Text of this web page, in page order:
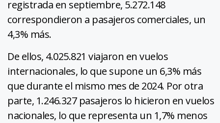
registrada en septiembre, 5.272.148
correspondieron a pasajeros comerciales, un
4,3% más.
De ellos, 4.025.821 viajaron en vuelos
internacionales, lo que supone un 6,3% más
que durante el mismo mes de 2024. Por otra
parte, 1.246.327 pasajeros lo hicieron en vuelos
nacionales, lo que representa un 1,7% menos